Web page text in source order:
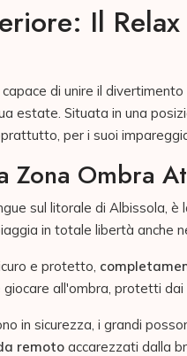
Il
di unire il
estate. Situata in una
per i suoi
Zona Ombra
sul litorale di Albissola, è
in totale libertà anche
e protetto,
all'ombra, protetti dai
in sicurezza, i grandi
remoto accarezzati dalla